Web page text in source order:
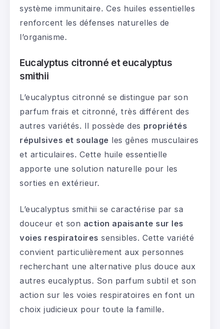
système immunitaire. Ces huiles essentielles
renforcent les défenses naturelles de
l’organisme.
Eucalyptus citronné et eucalyptus
smithii
L’eucalyptus citronné se distingue par son
parfum frais et citronné, très différent des
autres variétés. Il possède des propriétés
répulsives et soulage les gênes musculaires
et articulaires. Cette huile essentielle
apporte une solution naturelle pour les
sorties en extérieur.
L’eucalyptus smithii se caractérise par sa
douceur et son action apaisante sur les
voies respiratoires sensibles. Cette variété
convient particulièrement aux personnes
recherchant une alternative plus douce aux
autres eucalyptus. Son parfum subtil et son
action sur les voies respiratoires en font un
choix judicieux pour toute la famille.